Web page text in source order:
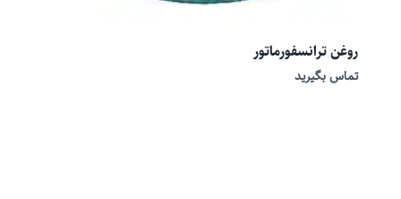
روغن ترانسفورماتور
تماس بگیرید